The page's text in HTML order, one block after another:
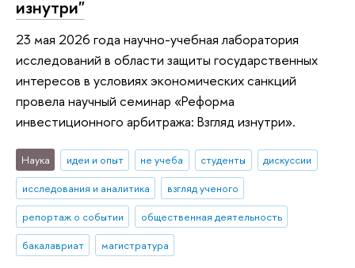
изнутри"
23 мая 2026 года научно-учебная лаборатория
исследований в области защиты государственных
интересов в условиях экономических санкций
провела научный семинар «Реформа
инвестиционного арбитража: Взгляд изнутри».
Наука идеи и опыт не учеба студенты
дискуссии
исследования и аналитика
взгляд ученого
репортаж о событии
общественная деятельность
бакалавриат
магистратура